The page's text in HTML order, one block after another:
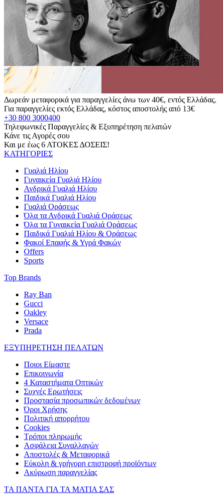
Δωρεάν μεταφορικά για παραγγελίες άνω των 40€, εντός Ελλάδας.
Για παραγγελίες εκτός Ελλάδας, κόστος αποστολής από 13€
+30 800 3000400
Τηλεφωνικές Παραγγελίες & Εξυπηρέτηση πελατών
Κάνε τις Αγορές σου
Και με έως 6 ΑΤΟΚΕΣ ΔΟΣΕΙΣ!
ΚΑΤΗΓΟΡΙΕΣ
Γυαλιά Ηλίου
Γυναικεία Γυαλιά Ηλίου
Ανδρικά Γυαλιά Ηλίου
Παιδικά Γυαλιά Ηλίου
Γυαλιά Οράσεως
Όλα τα Ανδρικά Γυαλιά Οράσεως
Όλα τα Γυναικεία Γυαλιά Οράσεως
Παιδικά Γυαλιά Ηλίου & Οράσεως
Φακοί Επαφής & Υγρά Φακών
Offers
Sports
Top Brands
Ray Ban
Gucci
Oakley
Versace
Prada
ΕΞΥΠΗΡΕΤΗΣΗ ΠΕΛΑΤΩΝ
Ποιοι Είμαστε
Επικοινωνία
4 Καταστήματα Οπτικών
Συχνές Ερωτήσεις
Προστασία προσωπικών δεδομένων
Όροι Χρήσης
Πολιτική απορρήτου
Cookies
Τρόποι πληρωμής
Ασφάλεια Συναλλαγών
Αποστολές & Μεταφορικά
Εύκολη & γρήγορη επιστροφή προϊόντων
Ακύρωση παραγγελίας
ΤΑ ΠΑΝΤΑ ΓΙΑ ΤΑ ΜΑΤΙΑ ΣΑΣ